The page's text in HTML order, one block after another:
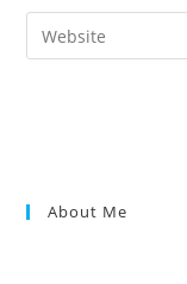
comment
email
address
Enter
your
About Me